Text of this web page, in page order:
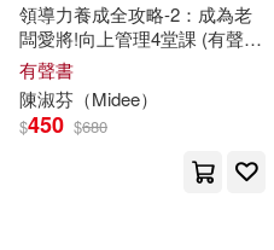
領導力養成全攻略-2：成為老
闆愛將!向上管理4堂課 (有聲
書)
有聲書
陳淑芬 （Midee）
$450 $680